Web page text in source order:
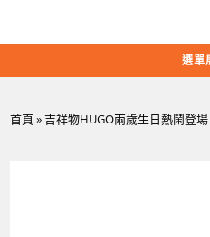
選單
首頁 »吉祥物HUGO兩歲生日熱鬧登